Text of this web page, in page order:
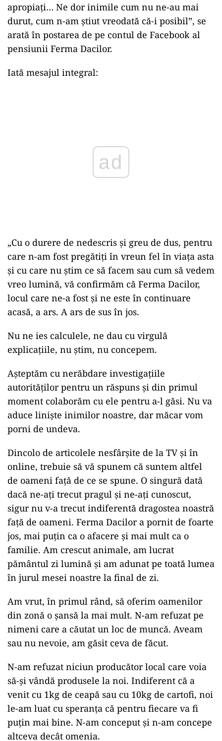
apropiați… Ne dor inimile cum nu ne-au mai
durut, cum n-am știut vreodată că-i posibil”, se
arată în postarea de pe contul de Facebook al
pensiunii Ferma Dacilor.
Iată mesajul integral:
„Cu o durere de nedescris și greu de dus, pentru
care n-am fost pregătiți în vreun fel în viața asta
și cu care nu știm ce să facem sau cum să vedem
vreo lumină, vă confirmăm că Ferma Dacilor,
locul care ne-a fost și ne este în continuare
acasă, a ars. A ars de sus în jos.
Nu ne ies calculele, ne dau cu virgulă
explicațiile, nu știm, nu concepem.
Așteptăm cu nerăbdare investigațiile
autorităților pentru un răspuns și din primul
moment colaborăm cu ele pentru a-l găsi. Nu va
aduce liniște inimilor noastre, dar măcar vom
porni de undeva.
Dincolo de articolele nesfârșite de la TV și în
online, trebuie să vă spunem că suntem altfel
de oameni față de ce se spune. O singură dată
dacă ne-ați trecut pragul și ne-ați cunoscut,
sigur nu v-a trecut indiferentă dragostea noastră
față de oameni. Ferma Dacilor a pornit de foarte
jos, mai puțin ca o afacere și mai mult ca o
familie. Am crescut animale, am lucrat
pământul zi lumină și am adunat pe toată lumea
în jurul mesei noastre la final de zi.
Am vrut, în primul rând, să oferim oamenilor
din zonă o șansă la mai mult. N-am refuzat pe
nimeni care a căutat un loc de muncă. Aveam
sau nu nevoie, am găsit ceva de făcut.
N-am refuzat niciun producător local care voia
să-și vândă produsele la noi. Indiferent că a
venit cu 1kg de ceapă sau cu 10kg de cartofi, noi
le-am luat cu speranța că pentru fiecare va fi
puțin mai bine. N-am conceput și n-am concepe
altceva decât omenia.